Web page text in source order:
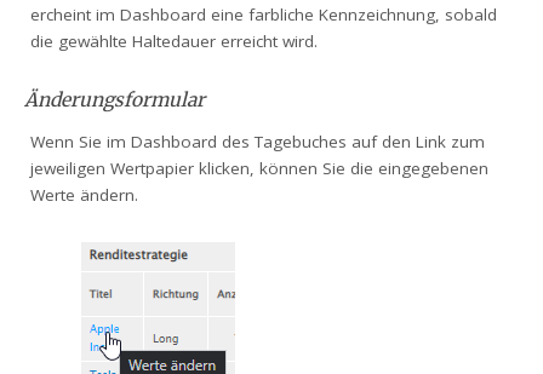
ercheint im Dashboard eine farbliche Kennzeichnung, sobald
die gewählte Haltedauer erreicht wird.
Änderungsformular
Wenn Sie im Dashboard des Tagebuches auf den Link zum
jeweiligen Wertpapier klicken, können Sie die eingegebenen
Werte ändern.